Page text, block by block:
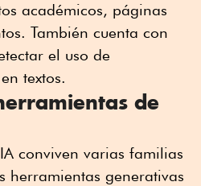
académicos, páginas
También cuenta con
el uso de
textos.
de
conviven varias familias
herramientas generativas